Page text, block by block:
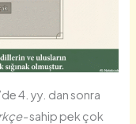
4. yy. dan sonra
sahip pek çok